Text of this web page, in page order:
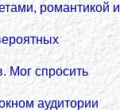
романтикой и
Мог спросить
аудитории